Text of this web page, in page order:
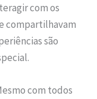
com os
compartilhavam
são
com todos